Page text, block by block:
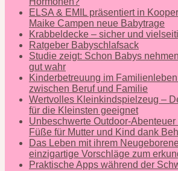
ELSA & EMIL präsentiert in
Maike Campen neue Babytrage
Krabbeldecke – sicher und
Ratgeber Babyschlafsack
Studie zeigt: Schon Babys
gut wahr
Kinderbetreuung im
zwischen Beruf und Familie
Wertvolles Kleinkindspielzeug –
für die Kleinsten geeignet
Unbeschwerte Outdoor-
Füße für Mutter und Kind dank
Das Leben mit ihrem
einzigartige Vorschläge zum
Praktische Apps während der